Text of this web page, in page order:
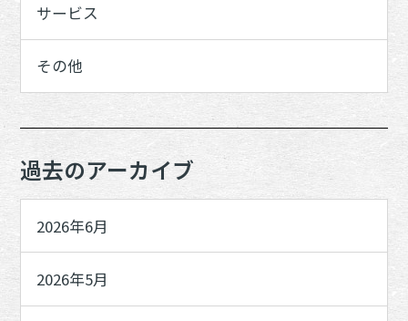
サービス
その他
過去のアーカイブ
2026年6月
2026年5月